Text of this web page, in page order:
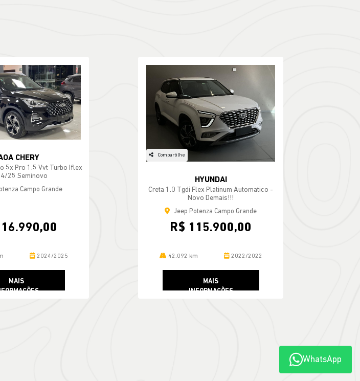
CHERY
5x Pro 1.5 Vvt Turbo Iflex
25 Seminovo
Campo Grande
2024/2025
MAIS
Compartilhe
HYUNDAI
Creta 1.0 Tgdi Flex Platinum Automatico -
Novo Demais!!!
Jeep Potenza Campo Grande
R$ 115.900,00
42.092 km 2022/2022
MAIS
INFORMAÇÕES
WhatsApp